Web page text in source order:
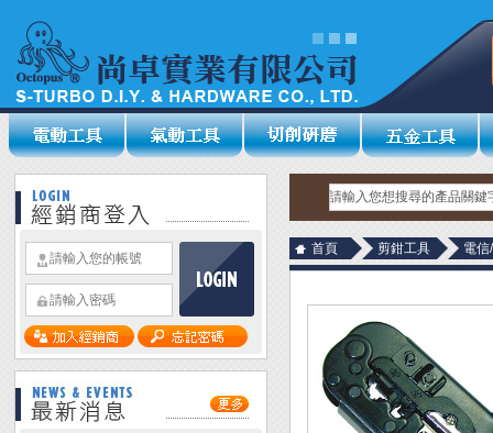
首頁 剪鉗工具 電